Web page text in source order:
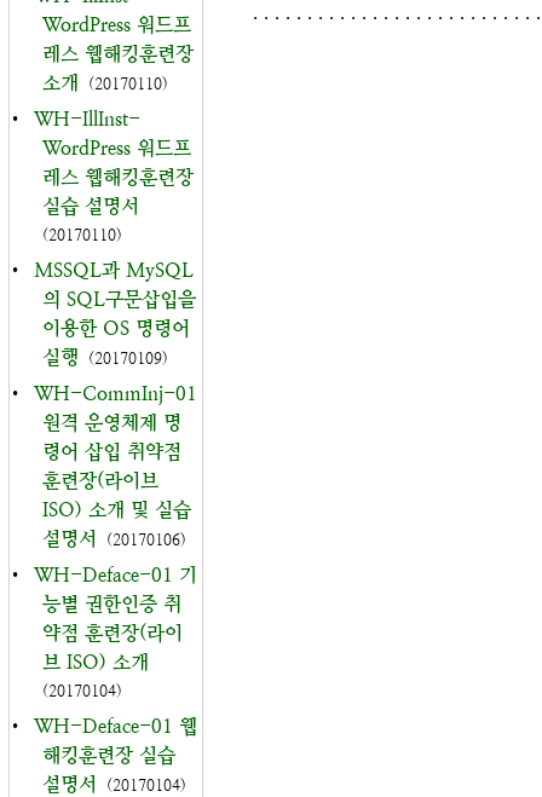
WordPress 워드프
레스 웹해킹훈련장
소개
(20170110)
•
WH-IllInst-
WordPress 워드프
레스 웹해킹훈련장
실습 설명서
(20170110)
•
MSSQL과 MySQL
의 SQL구문삽입을
이용한 OS 명령어
실행
(20170109)
•
WH-CommInj-01
원격 운영체제 명
령어 삽입 취약점
훈련장(라이브
ISO) 소개 및 실습
설명서
(20170106)
•
WH-Deface-01 기
능별 권한인증 취
약점 훈련장(라이
브 ISO) 소개
(20170104)
•
WH-Deface-01 웹
해킹훈련장 실습
설명서
(20170104)
. . . . . . . . . . . . . . . . . . . . . . . . . .